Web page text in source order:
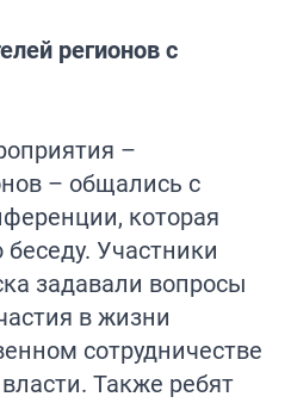
регионов с
–
– общались с
которая
Участники
задавали вопросы
в жизни
сотрудничестве
Также ребят